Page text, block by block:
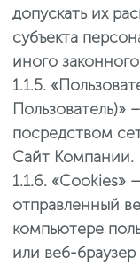
допускать их
субъекта
иного
1.1.5.
посредством
Сайт Компании.
1.1.6. «Cookies»
отправленный
компьютере
или веб-